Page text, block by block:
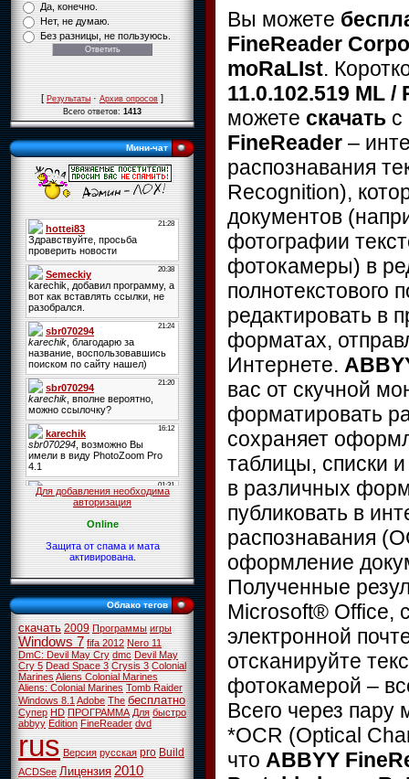
Да, конечно.
Нет, не думаю.
Без разницы, не пользуюсь.
[Результаты·Архив опросов]
Всего ответов:1413
Мини-чат
Для добавления необходима
авторизация
Online
Защита от спама и мата
активирована.
Облако тегов
скачать 2009 Программы игры
Windows 7 fifa 2012 Nero 11
DmC: Devil May Cry dmc Devil May
Cry 5 Dead Space 3 Crysis 3 Colonial
MarinesAliens Colonial Marines
Aliens: Colonial Marines Tomb Raider
Windows 8.1Adobe The бесплатно
Супер HD ПРОГРАММА Для быстро
abbyy Edition FineReader dvd
rus Версия русская pro Build
ACDSee Лицензия 2010
Вы можете
FineReader
moRaLIst.
11.0.102.519 ML
можете скачать с
FineReader –
распознавания
Recognition),
документов
фотографии
фотокамеры) в
полнотекстового
редактировать в
форматах,
Интернете.
вас от скучной
форматировать
сохраняет
таблицы, списки
в различных
публиковать в
распознавания
оформление
Полученные
Microsoft® Office,
электронной
отсканируйте
фотокамерой –
Всего через пару
*OCR (Optical
что ABBYY